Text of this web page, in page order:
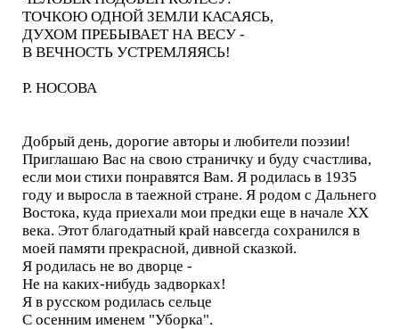
ТОЧКОЮ ОДНОЙ ЗЕМЛИ КАСАЯСЬ,
ДУХОМ ПРЕБЫВАЕТ НА ВЕСУ -
В ВЕЧНОСТЬ УСТРЕМЛЯЯСЬ!
Р. НОСОВА
Добрый день, дорогие авторы и любители поэзии!
Приглашаю Вас на свою страничку и буду счастлива,
если мои стихи понравятся Вам. Я родилась в 1935
году и выросла в таежной стране. Я родом с Дальнего
Востока, куда приехали мои предки еще в начале ХХ
века. Этот благодатный край навсегда сохранился в
моей памяти прекрасной, дивной сказкой.
Я родилась не во дворце -
Не на каких-нибудь задворках!
Я в русском родилась сельце
С осенним именем "Уборка".